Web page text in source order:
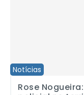
Notícias
Rose